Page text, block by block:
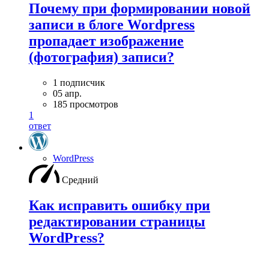
Почему при формировании новой
записи в блоге Wordpress
пропадает изображение
(фотография) записи?
1 подписчик
05 апр.
185 просмотров
1
ответ
WordPress
Средний
Как исправить ошибку при
редактировании страницы
WordPress?